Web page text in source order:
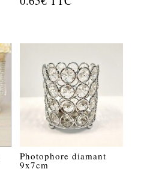
Photophore diamant
9x7cm